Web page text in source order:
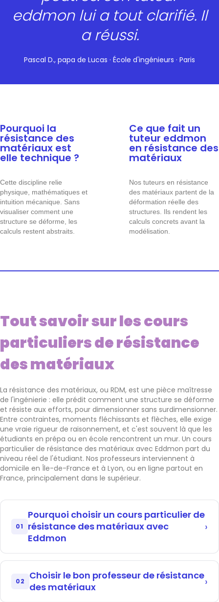
eddmon lui a tout clarifié. Il
a réussi.
Pascal D., papa de Lucas · École d'ingénieurs · Paris
Pourquoi la
résistance des
matériaux est
elle technique ?
Cette discipline relie
physique, mathématiques et
intuition mécanique. Sans
visualiser comment une
structure se déforme, les
calculs restent abstraits.
Ce que fait un
tuteur eddmon
en résistance des
matériaux
Nos tuteurs en résistance
des matériaux partent de la
déformation réelle des
structures. Ils rendent les
calculs concrets avant la
modélisation.
Tout savoir sur les cours
particuliers de résistance
des matériaux
La résistance des matériaux, ou RDM, est une pièce maîtresse
de l'ingénierie : elle prédit comment une structure se déforme
et résiste aux efforts, pour dimensionner sans surdimensionner.
Entre contraintes, moments fléchissants et flèches, elle exige
une vraie rigueur de raisonnement, et c'est souvent là que les
étudiants en prépa ou en école rencontrent un mur. Un cours
particulier de résistance des matériaux avec Eddmon part du
niveau réel de l'étudiant. Nos professeurs interviennent à
domicile en Île-de-France et à Lyon, ou en ligne partout en
France, principalement dans le supérieur.
01
Pourquoi choisir un cours particulier de
résistance des matériaux avec
Eddmon
En RDM, tout part d'un bon schéma et d'hypothèses
entier est faux. En amphi, impossible de reprendre
chaque cas. Un cours particulier travaille précisément
02
Choisir le bon professeur de résistance
des matériaux